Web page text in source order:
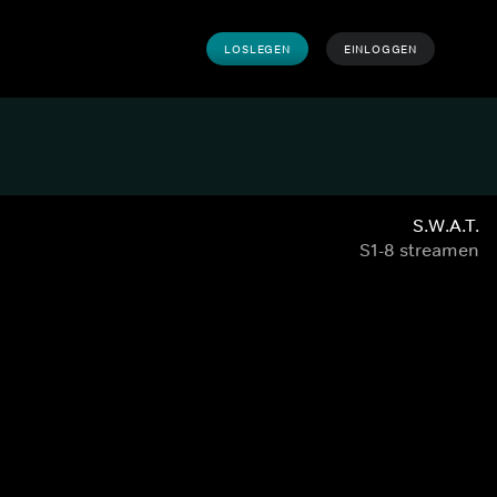
LOSLEGEN EINLOGGEN
S.W.A.T.
S1-8 streamen